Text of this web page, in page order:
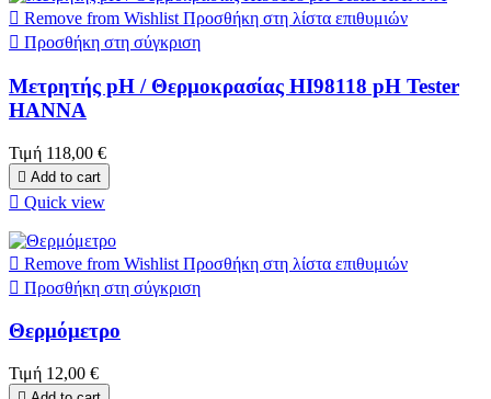
 Remove from Wishlist Προσθήκη στη λίστα επιθυμιών
 Προσθήκη στη σύγκριση
Μετρητής pH / Θερμοκρασίας HI98118 pH Tester
HANNA
Τιμή 118,00 €
 Add to cart
 Quick view
 Remove from Wishlist Προσθήκη στη λίστα επιθυμιών
 Προσθήκη στη σύγκριση
Θερμόμετρο
Τιμή 12,00 €